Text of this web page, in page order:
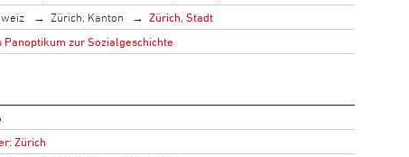
Zürich, Kanton
Zürich, Stadt
Panoptikum zur Sozialgeschichte
Zürich